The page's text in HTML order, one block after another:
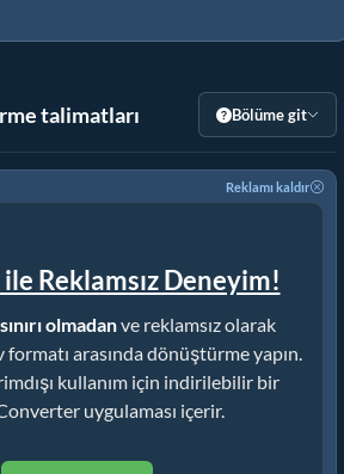
talimatları Bölüme git
Reklamı kaldır
Reklamsız Deneyim!
olmadanve reklamsız olarak
arasında dönüştürme yapın.
kullanım için indirilebilir bir
uygulaması içerir.